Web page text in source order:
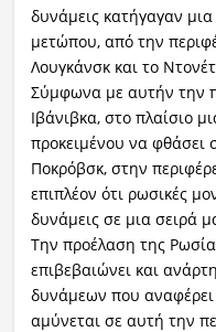
δυνάμεις κατήγαγαν
μετώπου, από την
Λουγκάνσκ και το
Σύμφωνα με αυτήν την
Ιβάνιβκα, στο πλαίσιο
προκειμένου να φθάσει
Ποκρόβσκ, στην
επιπλέον ότι ρωσικές
δυνάμεις σε μια σειρά
Την προέλαση της
επιβεβαιώνει και
δυνάμεων που αναφέρει
αμύνεται σε αυτή την